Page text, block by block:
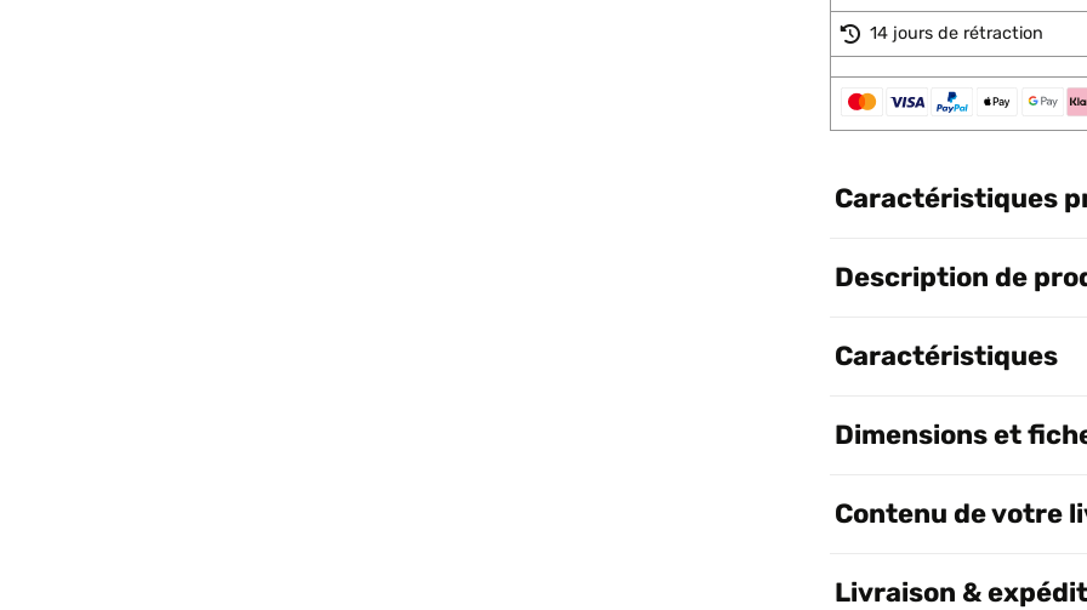
14 jours de rétraction
Caractéristiques
Description de
Caractéristiques
Dimensions et
Contenu de votre
Livraison &